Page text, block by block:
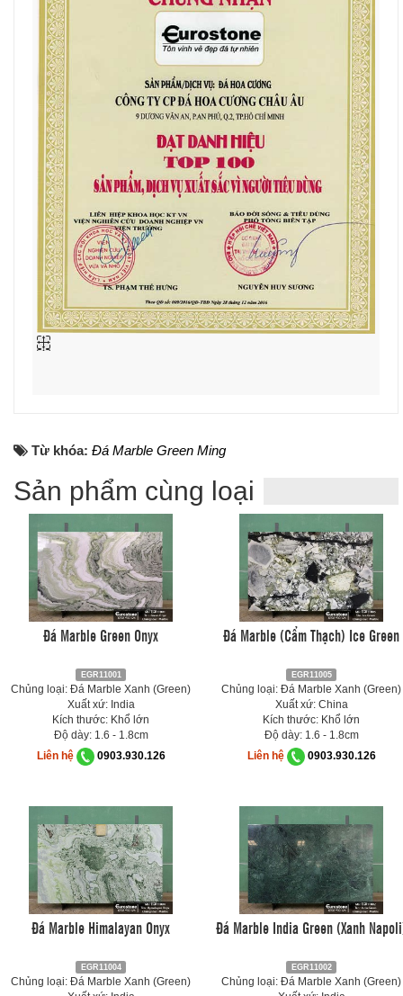
Từ khóa: Đá Marble Green Ming
Sản phẩm cùng loại
Đá Marble Green Onyx
EGR11001
Chủng loại: Đá Marble Xanh (Green)
Xuất xứ: India
Kích thước: Khổ lớn
Độ dày: 1.6 - 1.8cm
Liên hệ
0903.930.126
Đá Marble (Cẩm Thạch) Ice Green
EGR11005
Chủng loại: Đá Marble Xanh (Green)
Xuất xứ: China
Kích thước: Khổ lớn
Độ dày: 1.6 - 1.8cm
Liên hệ
0903.930.126
Đá Marble Himalayan Onyx
EGR11004
Chủng loại: Đá Marble Xanh (Green)
Đá Marble India Green (Xanh
EGR11002
Chủng loại: Đá Marble Xanh (Green)